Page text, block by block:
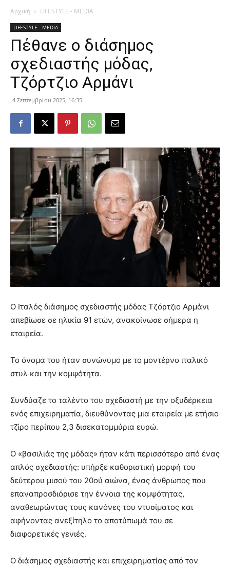
Αρχική LIFESTYLE - MEDIA
LIFESTYLE - MEDIA
Πέθανε ο διάσημος
σχεδιαστής μόδας,
Τζόρτζιο Αρμάνι
4 Σεπτεμβρίου 2025, 16:35
Ο Ιταλός διάσημος σχεδιαστής μόδας Τζόρτζιο Αρμάνι
απεβίωσε σε ηλικία 91 ετών, ανακοίνωσε σήμερα η
εταιρεία.
Το όνομα του ήταν συνώνυμο με το μοντέρνο ιταλικό
στυλ και την κομψότητα.
Συνδύαζε το ταλέντο του σχεδιαστή με την οξυδέρκεια
ενός επιχειρηματία, διευθύνοντας μια εταιρεία με ετήσιο
τζίρο περίπου 2,3 δισεκατομμύρια ευρώ.
Ο «βασιλιάς της μόδας» ήταν κάτι περισσότερο από ένας
απλός σχεδιαστής: υπήρξε καθοριστική μορφή του
δεύτερου μισού του 20ού αιώνα, ένας άνθρωπος που
επαναπροσδιόρισε την έννοια της κομψότητας,
αναθεωρώντας τους κανόνες του ντυσίματος και
αφήνοντας ανεξίτηλο το αποτύπωμά του σε
διαφορετικές γενιές.
Ο διάσημος σχεδιαστής και επιχειρηματίας από τον